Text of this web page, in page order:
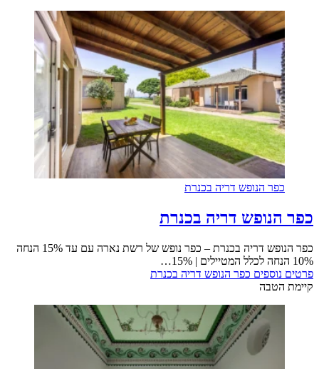
כפר הנופש דריה בכנרת
כפר הנופש דריה בכנרת
כפר הנופש דריה בכנרת – כפר נופש של רשת נארה עם עד 15% הנחה
10% הנחה לכלל המטיילים | 15%…
פרטים נוספים כפר הנופש דריה בכנרת
קיימת הטבה